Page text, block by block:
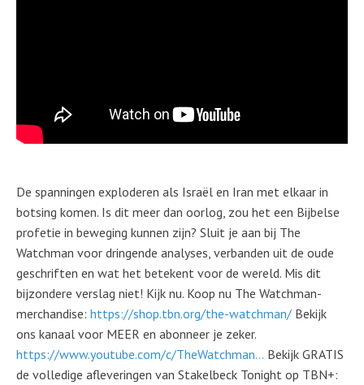
De spanningen exploderen als Israël en Iran met elkaar in
botsing komen. Is dit meer dan oorlog, zou het een Bijbelse
profetie in beweging kunnen zijn? Sluit je aan bij The
Watchman voor dringende analyses, verbanden uit de oude
geschriften en wat het betekent voor de wereld. Mis dit
bijzondere verslag niet! Kijk nu. Koop nu The Watchman-
merchandise: https://shop.tbn.org/the-watchman/ Bekijk
ons kanaal voor MEER en abonneer je zeker.
https://www.youtube.com/c/TheWatchman... Bekijk GRATIS
de volledige afleveringen van Stakelbeck Tonight op TBN+: